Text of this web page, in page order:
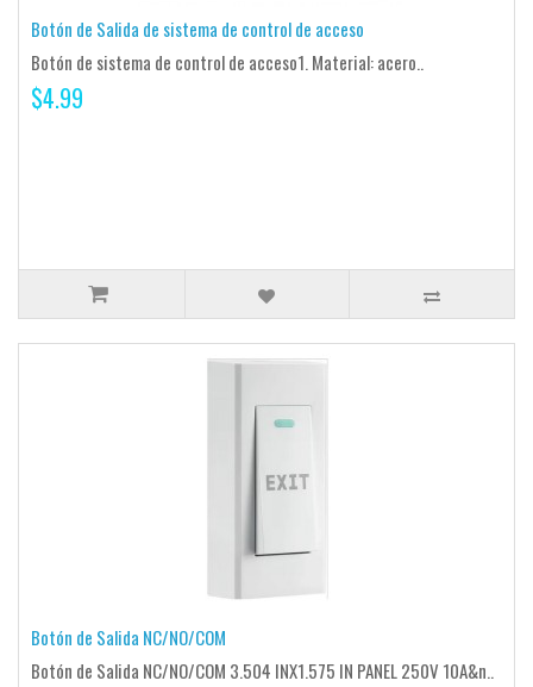
Botón de Salida de sistema de control de acceso
Botón de sistema de control de acceso1. Material: acero..
$4.99
Botón de Salida NC/NO/COM
Botón de Salida NC/NO/COM 3.504 INX1.575 IN PANEL 250V 10A&n..